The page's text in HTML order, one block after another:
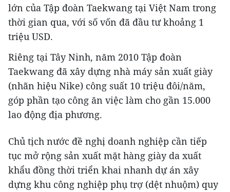
lớn của Tập đoàn Taekwang tại Việt Nam trong
thời gian qua, với số vốn đã đầu tư khoảng 1
triệu USD.
Riêng tại Tây Ninh, năm 2010 Tập đoàn
Taekwang đã xây dựng nhà máy sản xuất giày
(nhãn hiệu Nike) công suất 10 triệu đôi/năm,
góp phần tạo công ăn việc làm cho gần 15.000
lao động địa phương.
Chủ tịch nước đề nghị doanh nghiệp cần tiếp
tục mở rộng sản xuất mặt hàng giày da xuất
khẩu đồng thời triển khai nhanh dự án xây
dựng khu công nghiệp phụ trợ (dệt nhuộm) quy